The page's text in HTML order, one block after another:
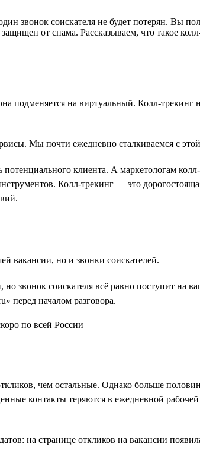
звонок соискателя не будет потерян. Вы
от спама. Рассказываем, что такое
подменяется на виртуальный. Колл-
Мы почти ежедневно сталкиваемся с
клиента. А маркетологам колл-
Колл-трекинг — это
вакансии, но и звонки соискателей.
звонок соискателя всё равно поступит на
перед началом разговора.
чем остальные. Однако больше
контакты теряются в ежедневной
на странице откликов на вакансии